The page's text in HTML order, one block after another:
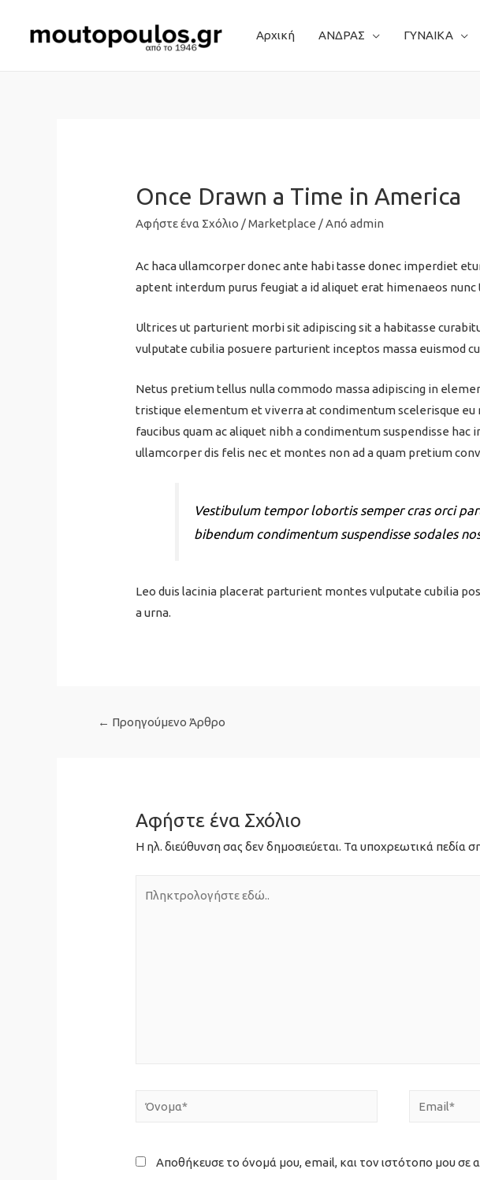
Αρχική ΑΝΔΡΑΣ ΓΥΝΑΙΚΑ
Once Drawn a Time in America
Αφήστε ένα Σχόλιο /Marketplace / Από admin
Ac haca ullamcorper donec ante habi tasse donec imperdiet
aptent interdum purus feugiat a id aliquet erat himenaeos
Ultrices ut parturient morbi sit adipiscing sit a habitasse
vulputate cubilia posuere parturient inceptos massa euismod
Netus pretium tellus nulla commodo massa adipiscing in
tristique elementum et viverra at condimentum scelerisque eu
faucibus quam ac aliquet nibh a condimentum suspendisse
ullamcorper dis felis nec et montes non ad a quam pretium
Vestibulum tempor lobortis semper cras orci
bibendum condimentum suspendisse sodales
Leo duis lacinia placerat parturient montes vulputate cubilia
a urna.
Πλοήγηση
← Προηγούμενο Άρθρο
Αφήστε ένα Σχόλιο
Η ηλ. διεύθυνση σας δεν δημοσιεύεται. Τα υποχρεωτικά πεδία
Όνομα* Email*
Αποθήκευσε το όνομά μου, email, και τον ιστότοπο μου